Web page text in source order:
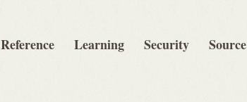
Reference Learning Security Source